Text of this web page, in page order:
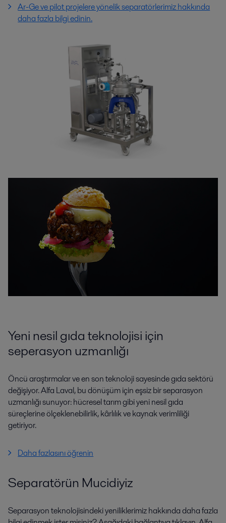
Ar-Ge ve pilot projelere yönelik separatörlerimiz hakkında
daha fazla bilgi edinin.
Yeni nesil gıda teknolojisi için
seperasyon uzmanlığı
Öncü araştırmalar ve en son teknoloji sayesinde gıda sektörü
değişiyor. Alfa Laval, bu dönüşüm için eşsiz bir separasyon
uzmanlığı sunuyor: hücresel tarım gibi yeni nesil gıda
süreçlerine ölçeklenebilirlik, kârlılık ve kaynak verimliliği
getiriyor.
Daha fazlasını öğrenin
Separatörün Mucidiyiz
Separasyon teknolojisindeki yeniliklerimiz hakkında daha fazla